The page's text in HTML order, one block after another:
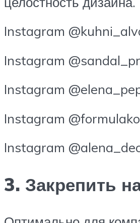
Instagram
Instagram @sandal_pr
Instagram
Instagram
Instagram
3. Закрепить